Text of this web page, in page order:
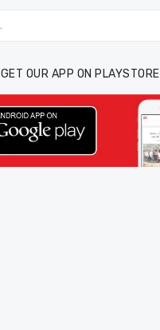
GET OUR APP ON PLAYSTORE